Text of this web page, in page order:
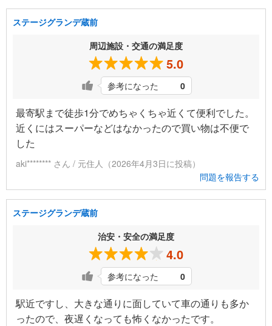
ステージグランデ蔵前
周辺施設・交通の満足度
5.0
参考になった 0
最寄駅まで徒歩1分でめちゃくちゃ近くて便利でした。
近くにはスーパーなどはなかったので買い物は不便で
した
aki******** さん / 元住人（2026年4月3日に投稿）
問題を報告する
ステージグランデ蔵前
治安・安全の満足度
4.0
参考になった 0
駅近ですし、大きな通りに面していて車の通りも多か
ったので、夜遅くなっても怖くなかったです。